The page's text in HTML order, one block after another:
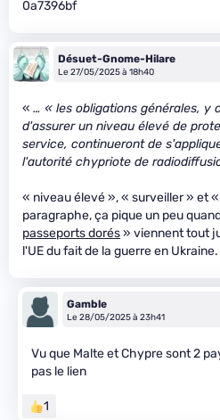
0a7396bf
Désuet-Gnome-Hilare
Le 27/05/2025 à 18h40
« … « les obligations générales, y
d'assurer un niveau élevé de
service, continueront de
l'autorité chypriote de
« niveau élevé », « surveiller » et
paragraphe, ça pique un peu
passeports dorés» viennent tout
l'UE du fait de la guerre en Ukraine.
Gamble
Le 28/05/2025 à 23h41
Vu que Malte et Chypre sont 2
pas le lien
1